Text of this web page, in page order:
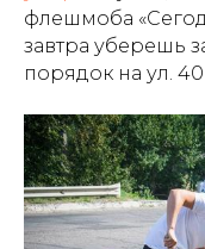
флешмоба
завтра уберешь
порядок на ул.